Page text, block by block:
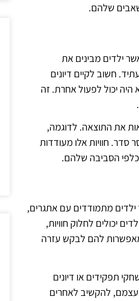
שלהם.
ילדים מבינים את
חשוב לקיים דיונים
יכול לפעול אחרת. זה
את התוצאה. לדוגמה,
סדר. חוויות אלו מעודדות
הסביבה שלהם.
מתמודדים עם אתגרים,
יכולים לחלוק חוויות,
מאפשרות להם לבקש עזרה
תפקידים או דיונים
עצמם, להקשיב לאחרים